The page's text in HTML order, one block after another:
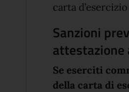
carta
Sanzioni
attestazione
Se eserciti
della carta di